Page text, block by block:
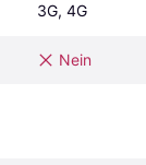
3G, 4G
Nein